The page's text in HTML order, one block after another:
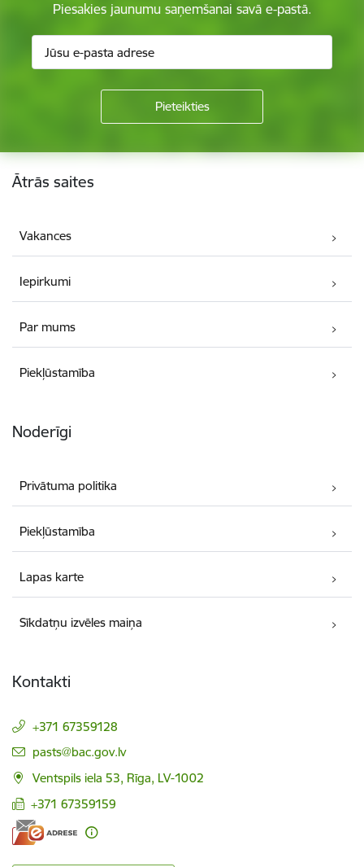
Piesakies jaunumu saņemšanai savā e-pastā.
Kājene
Ātrās saites
Vakances
Iepirkumi
Par mums
Piekļūstamība
Noderīgi
Privātuma politika
Piekļūstamība
Lapas karte
Sīkdatņu izvēles maiņa
Kontakti
+371 67359128
E-pasts:
pasts@bac.gov.lv
Ventspils iela 53, Rīga, LV-1002
+371 67359159